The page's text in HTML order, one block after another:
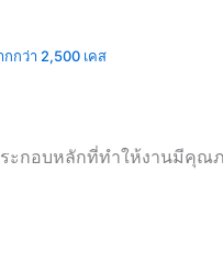
กว่า 2,500 เคส
ะกอบหลักที่ทำให้งานมีคุณ